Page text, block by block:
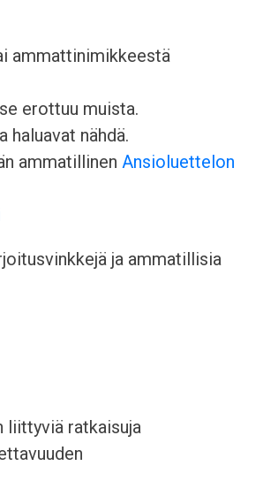
ammattinimikkeestä
erottuu muista.
haluavat nähdä.
ammatillinenAnsioluettelon
ja ammatillisia
liittyviä ratkaisuja